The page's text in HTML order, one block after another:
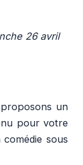
26 avril
un
pour votre
sous